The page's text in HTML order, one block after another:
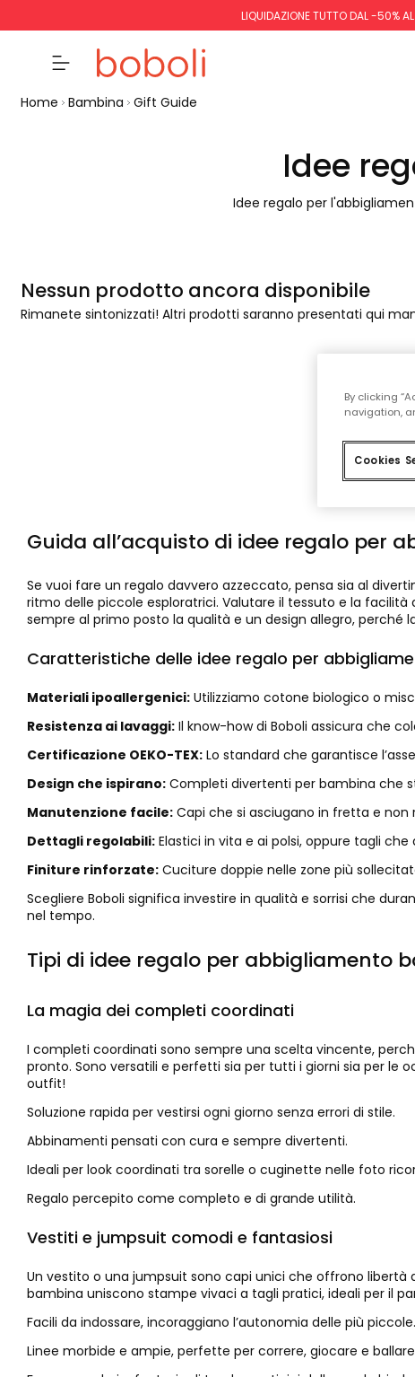
LIQUIDAZIONE TUTTO DAL -50%
Home Bambina Gift Guide
Idee
Idee regalo per
Nessun prodotto ancora disponibile
Rimanete sintonizzati! Altri prodotti saranno presentati qui
Guida all’acquisto di idee regalo per
Se vuoi fare un regalo davvero azzeccato, pensa sia al
ritmo delle piccole esploratrici. Valutare il tessuto e la
sempre al primo posto la qualità e un design allegro, perché
Caratteristiche delle idee regalo per
Materiali ipoallergenici: Utilizziamo cotone biologico o
Resistenza ai lavaggi: Il know-how di Boboli assicura che
Certificazione OEKO-TEX: Lo standard che garantisce
Design che ispirano: Completi divertenti per bambina che
Manutenzione facile: Capi che si asciugano in fretta e
Dettagli regolabili: Elastici in vita e ai polsi, oppure tagli
Finiture rinforzate: Cuciture doppie nelle zone più
Scegliere Boboli significa investire in qualità e sorrisi che
nel tempo.
Tipi di idee regalo per abbigliamento
La magia dei completi coordinati
I completi coordinati sono sempre una scelta vincente,
pronto. Sono versatili e perfetti sia per tutti i giorni sia per le
outfit!
Soluzione rapida per vestirsi ogni giorno senza errori di stile.
Abbinamenti pensati con cura e sempre divertenti.
Ideali per look coordinati tra sorelle o cuginette nelle foto
Regalo percepito come completo e di grande utilità.
Vestiti e jumpsuit comodi e fantasiosi
Un vestito o una jumpsuit sono capi unici che offrono
bambina uniscono stampe vivaci a tagli pratici, ideali per il
Facili da indossare, incoraggiano l’autonomia delle più piccole.
Linee morbide e ampie, perfette per correre, giocare e
By clicking
navigation,
Cookies